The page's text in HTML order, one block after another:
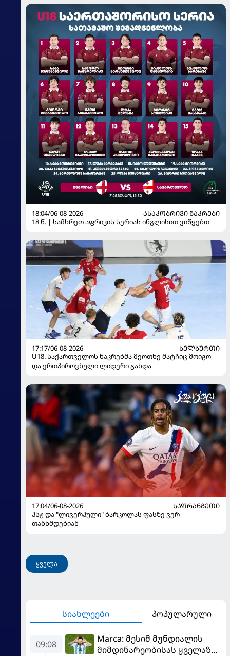
18:04/06-08-2026
ᲐᲡᲐᲙᲝᲑᲠᲘᲕᲘ ᲜᲐᲙᲠᲔᲑᲘ
18 წ. | სამხრეთ აფრიკის სერიას ინგლისით ვიწყებთ
17:17/06-08-2026
ᲮᲔᲚᲑᲣᲠᲗᲘ
U18. საქართველოს ნაკრებმა მეოთხე მატჩიც მოიგო
და ერთპიროვნული ლიდერი გახდა
17:04/06-08-2026
ᲡᲐᲤᲠᲐᲜᲒᲔᲗᲘ
პსჟ და "ლივერპული" ბარკოლას ფასზე ვერ
თანხმდებიან
ყველა
სიახლეები პოპულარული
09:08
Marca: მესიმ მუნდიალის
მიმდინარეობისას ყველაზე